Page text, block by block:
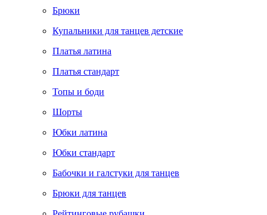
Брюки
Купальники для танцев детские
Платья латина
Платья стандарт
Топы и боди
Шорты
Юбки латина
Юбки стандарт
Бабочки и галстуки для танцев
Брюки для танцев